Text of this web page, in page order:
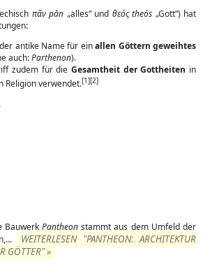
πᾶν pān „alles“ und θεός theós „Gott“) hat
antike Name für einallen Göttern geweihtes
auch:Parthenon).
zudem für die Gesamtheit der Gottheiten in
Religion verwendet.[1][2]
Bauwerk Pantheon stammt aus dem Umfeld der
WEITERLESEN "PANTHEON: ARCHITEKTUR
GÖTTER" »